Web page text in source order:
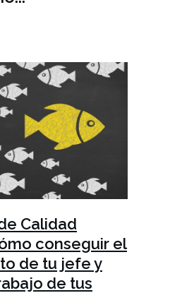
Calidad
conseguir el
de tu jefe y
de tus